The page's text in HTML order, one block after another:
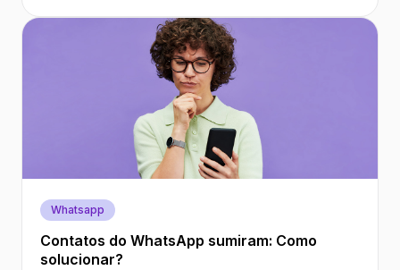
Whatsapp
Contatos do WhatsApp sumiram: Como
solucionar?